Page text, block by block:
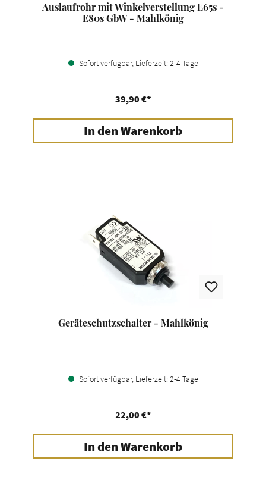
Auslaufrohr mit Winkelverstellung E65s -
E80s GbW - Mahlkönig
Sofort verfügbar, Lieferzeit: 2-4 Tage
39,90 €*
In den Warenkorb
Geräteschutzschalter - Mahlkönig
Sofort verfügbar, Lieferzeit: 2-4 Tage
22,00 €*
In den Warenkorb